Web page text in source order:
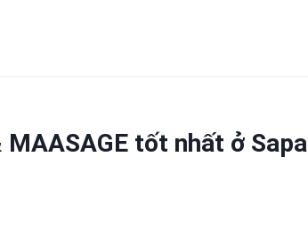
MAASAGE tốt nhất ở Sapa